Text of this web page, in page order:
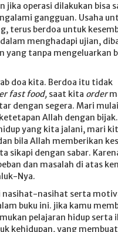
jika operasi dilakukan bisa
gangguan. Usaha
terus berdoa untuk
menghadapi ujian,
yang tanpa mengeluarkan
doa kita. Berdoa itu tidak
fast food, saat kita order
dengan segera. Mari
Allah dengan bijak.
yang kita jalani, mari
bila Allah memberikan
sikapi dengan sabar.
dan masalah di atas
Nya.
nasihat-nasihat serta
buku ini. jika kamu
pelajaran hidup serta
kehidupan, yang